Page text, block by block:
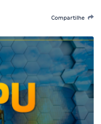
Compartilhe